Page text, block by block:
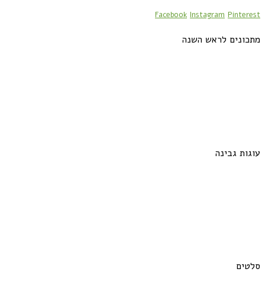
Facebook Instagram Pinterest
מתכונים לראש השנה
עוגות גבינה
סלטים